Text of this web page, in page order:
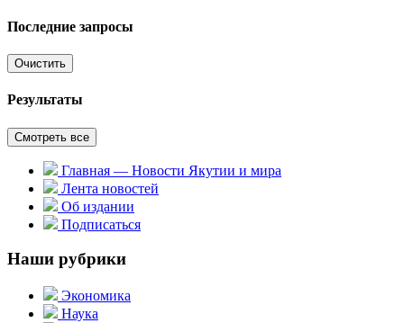
Последние запросы
Очистить
Результаты
Смотреть все
Главная — Новости Якутии и мира
Лента новостей
Об издании
Подписаться
Наши рубрики
Экономика
Наука